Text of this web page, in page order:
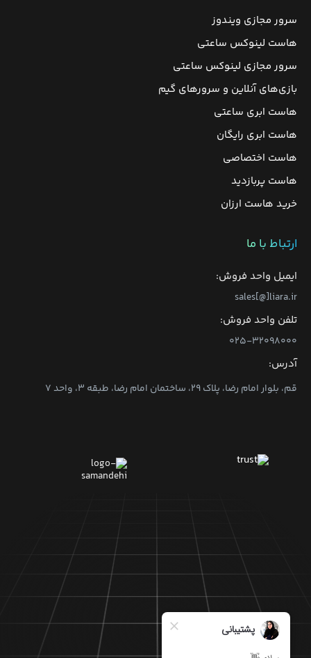
سرور مجازی ویندوز
هاست لینوکس ساعتی
سرور مجازی لینوکس ساعتی
بازی‌های آنلاین و سرورهای گیم
هاست ابری ساعتی
هاست ابری رایگان
هاست اختصاصی
هاست پربازدید
خرید هاست ارزان
ارتباط با ما
ایمیل واحد فروش:
sales[@]liara.ir
تلفن واحد فروش:
۰۲۵-۳۲۰۹۸۰۰۰
آدرس:
قم، بلوار امام رضا، پلاک ۲۹، ساختمان امام رضا، طبقه ۳، واحد ۷